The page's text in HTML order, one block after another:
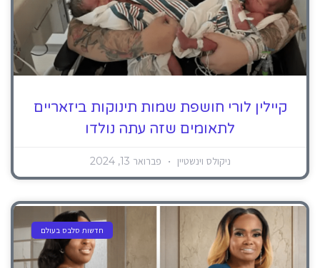
קיילין לורי חושפת שמות תינוקות ביזאריים
לתאומים שזה עתה נולדו
ניקולס וינשטיין פברואר 13, 2024
חדשות סלבס בעולם